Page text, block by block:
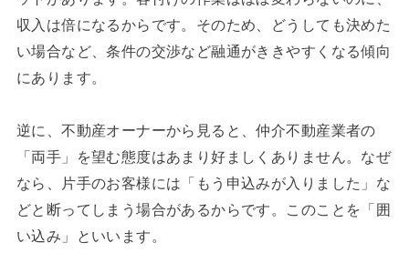
収入は倍になるからです。そのため、どうしても決めた
い場合など、条件の交渉など融通がききやすくなる傾向
にあります。
逆に、不動産オーナーから見ると、仲介不動産業者の
「両手」を望む態度はあまり好ましくありません。なぜ
なら、片手のお客様には「もう申込みが入りました」な
どと断ってしまう場合があるからです。このことを「囲
い込み」といいます。